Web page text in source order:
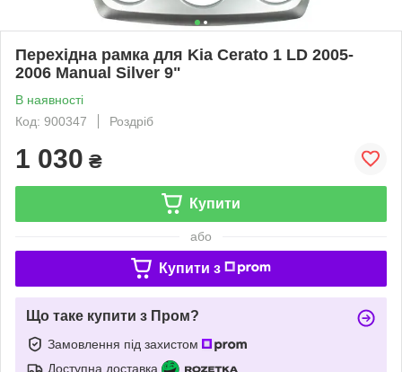
Перехідна рамка для Kia Cerato 1 LD 2005-
2006 Manual Silver 9"
В наявності
Код: 900347
Роздріб
1 030 ₴
Купити
або
Купити з
Що таке купити з Пром?
Замовлення під захистом
Доступна доставка